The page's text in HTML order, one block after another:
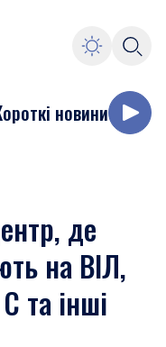
новини
де
на ВІЛ,
та інші